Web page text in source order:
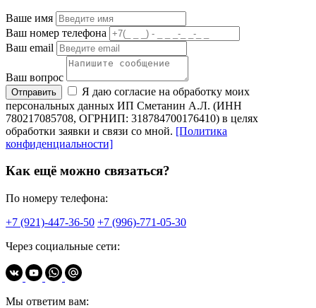
Ваше имя
Ваш номер телефона
Ваш email
Ваш вопрос
Отправить
Я даю согласие на обработку моих
персональных данных ИП Сметанин А.Л. (ИНН
780217085708, ОГРНИП: 318784700176410) в целях
обработки заявки и связи со мной. [Политика
конфиденциальности]
Как ещё можно связаться?
По номеру телефона:
+7 (921)-447-36-50 +7 (996)-771-05-30
Через социальные сети:
Мы ответим вам: